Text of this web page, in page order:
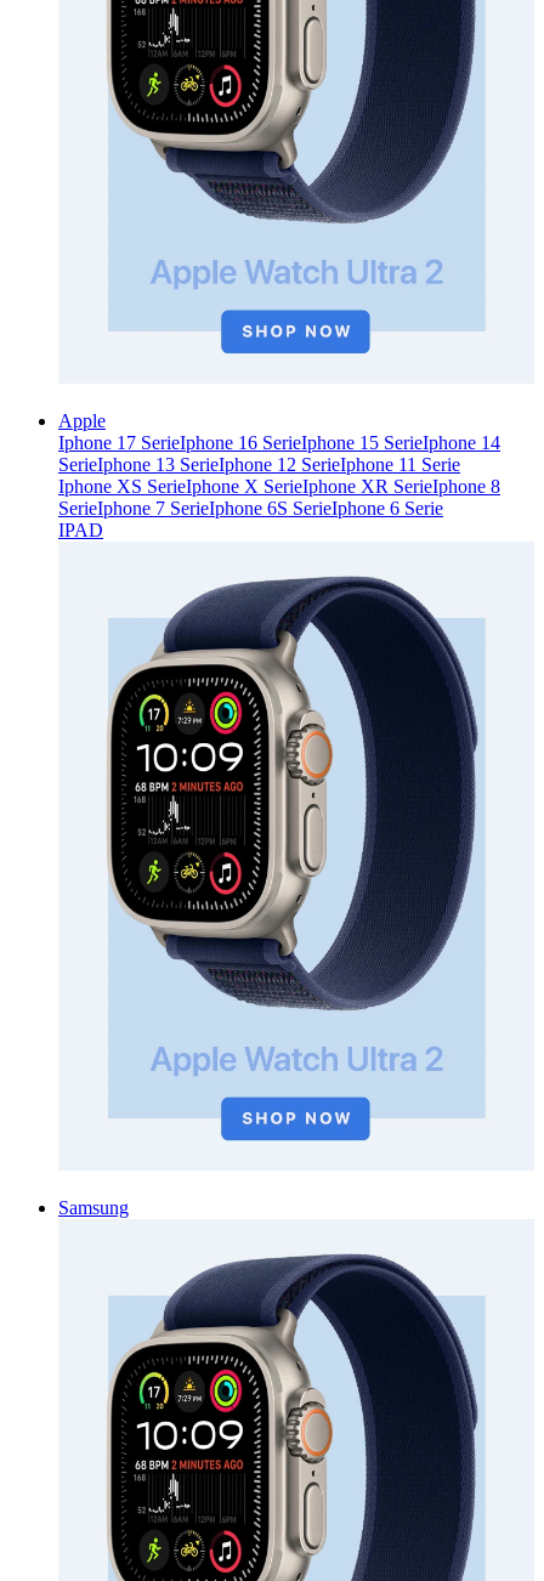
Apple
Iphone 17 SerieIphone 16 SerieIphone 15 SerieIphone 14
SerieIphone 13 SerieIphone 12 SerieIphone 11 Serie
Iphone XS SerieIphone X SerieIphone XR SerieIphone 8
SerieIphone 7 SerieIphone 6S SerieIphone 6 Serie
IPAD
Samsung